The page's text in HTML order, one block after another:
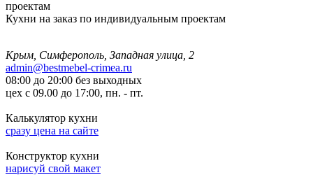
Кухни на заказ по индивидуальным проектам
Крым, Симферополь, Западная улица, 2
admin@bestmebel-crimea.ru
08:00 до 20:00 без выходных
цех с 09.00 до 17:00, пн. - пт.
Калькулятор кухни
сразу цена на сайте
Конструктор кухни
нарисуй свой макет